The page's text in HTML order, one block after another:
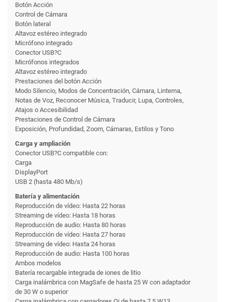
Botón Acción
Control de Cámara
Botón lateral
Altavoz estéreo integrado
Micrófono integrado
Conector USB?C
Micrófonos integrados
Altavoz estéreo integrado
Prestaciones del botón Acción
Modo Silencio, Modos de Concentración, Cámara, Linterna,
Notas de Voz, Reconocer Música, Traducir, Lupa, Controles,
Atajos o Accesibilidad
Prestaciones de Control de Cámara
Exposición, Profundidad, Zoom, Cámaras, Estilos y Tono
Carga y ampliación
Conector USB?C compatible con:
Carga
DisplayPort
USB 2 (hasta 480 Mb/s)
Batería y alimentación
Reproducción de vídeo: Hasta 22 horas
Streaming de vídeo: Hasta 18 horas
Reproducción de audio: Hasta 80 horas
Reproducción de vídeo: Hasta 27 horas
Streaming de vídeo: Hasta 24 horas
Reproducción de audio: Hasta 100 horas
Ambos modelos
Batería recargable integrada de iones de litio
Carga inalámbrica con MagSafe de hasta 25 W con adaptador
de 30 W o superior